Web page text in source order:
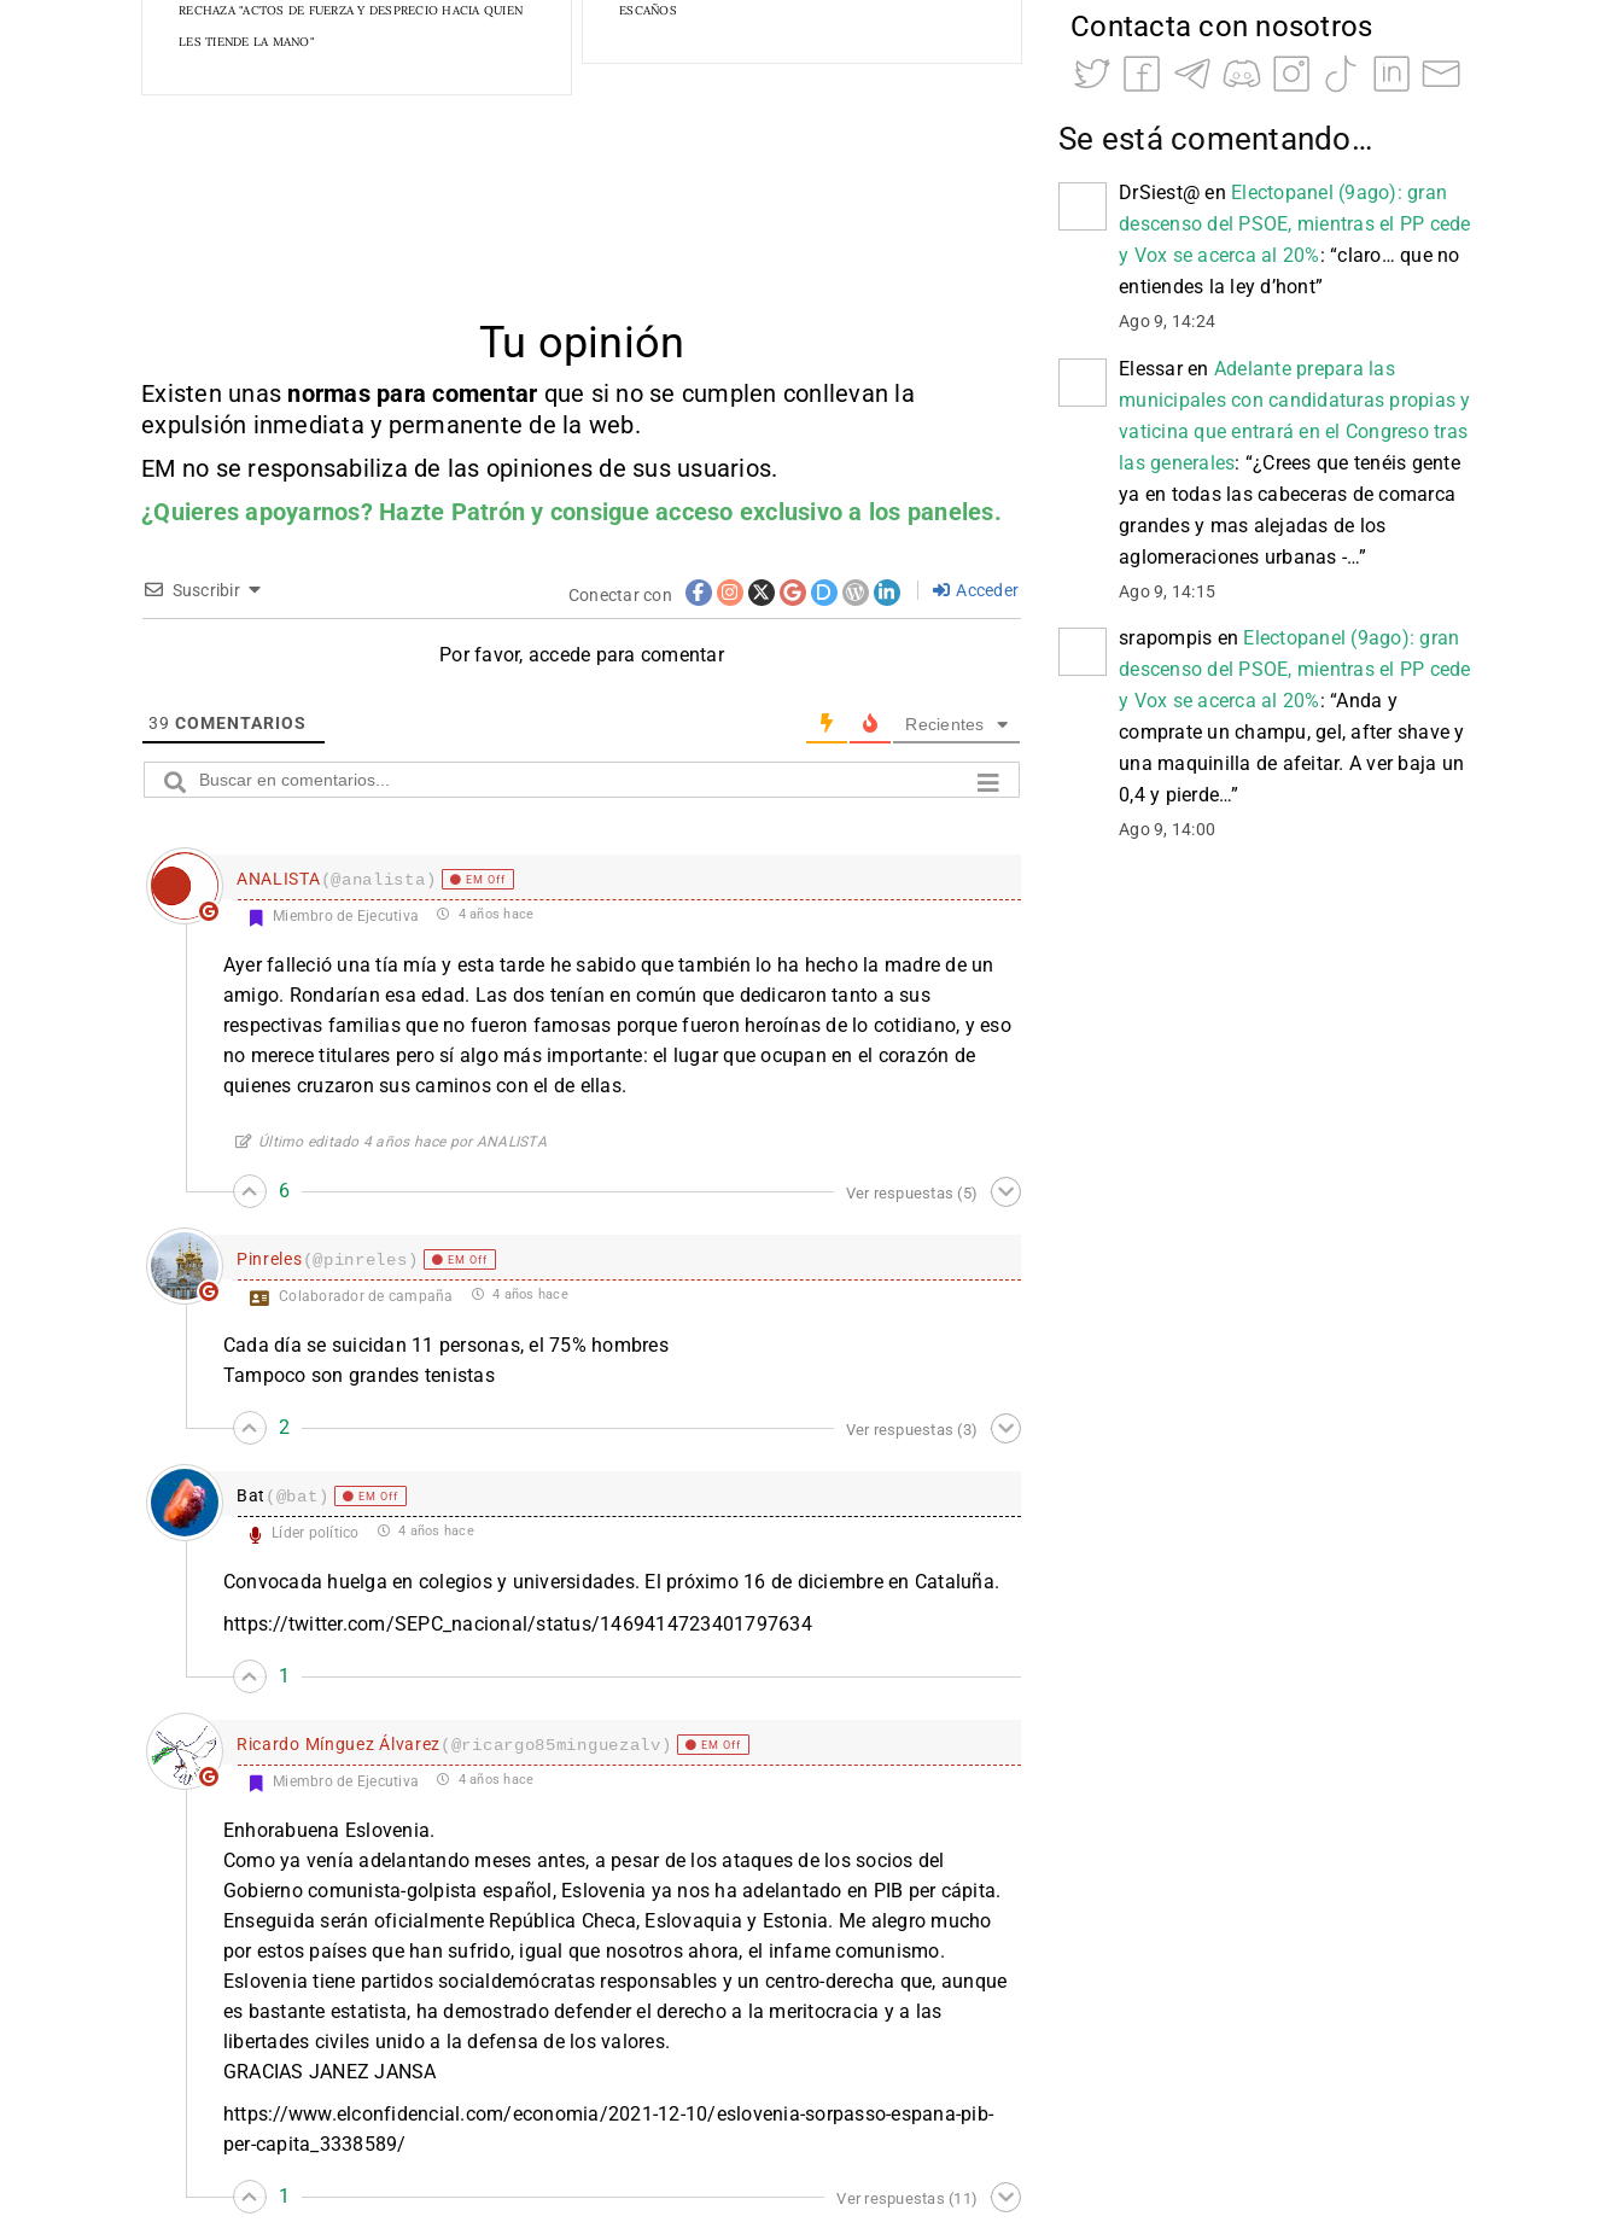
RECHAZA "ACTOS DE FUERZA Y DESPRECIO HACIA QUIEN
LES TIENDE LA MANO"
ESCAÑOS
Tu opinión
Existen unas normas para comentar que si no se cumplen conllevan la
expulsión inmediata y permanente de la web.
EM no se responsabiliza de las opiniones de sus usuarios.
¿Quieres apoyarnos? Hazte Patrón y consigue acceso exclusivo a los paneles.
Suscribir Conectar con Acceder
Por favor, accede para comentar
39 COMENTARIOS Recientes
ANALISTA(@analista) EM Off
Miembro de Ejecutiva 4 años hace
Ayer falleció una tía mía y esta tarde he sabido que también lo ha hecho la madre de un
amigo. Rondarían esa edad. Las dos tenían en común que dedicaron tanto a sus
respectivas familias que no fueron famosas porque fueron heroínas de lo cotidiano, y eso
no merece titulares pero sí algo más importante: el lugar que ocupan en el corazón de
quienes cruzaron sus caminos con el de ellas.
Último editado 4 años hace por ANALISTA
6 Ver respuestas (5)
Pinreles(@pinreles) EM Off
Colaborador de campaña 4 años hace
Cada día se suicidan 11 personas, el 75% hombres
Tampoco son grandes tenistas
2 Ver respuestas (3)
Bat (@bat) EM Off
Líder político 4 años hace
Convocada huelga en colegios y universidades. El próximo 16 de diciembre en Cataluña.
https://twitter.com/SEPC_nacional/status/1469414723401797634
1
Ricardo Mínguez Álvarez(@ricargo85minguezalv) EM Off
Miembro de Ejecutiva 4 años hace
Enhorabuena Eslovenia.
Como ya venía adelantando meses antes, a pesar de los ataques de los socios del
Gobierno comunista-golpista español, Eslovenia ya nos ha adelantado en PIB per cápita.
Enseguida serán oficialmente República Checa, Eslovaquia y Estonia. Me alegro mucho
por estos países que han sufrido, igual que nosotros ahora, el infame comunismo.
Eslovenia tiene partidos socialdemócratas responsables y un centro-derecha que, aunque
es bastante estatista, ha demostrado defender el derecho a la meritocracia y a las
libertades civiles unido a la defensa de los valores.
GRACIAS JANEZ JANSA
https://www.elconfidencial.com/economia/2021-12-10/eslovenia-sorpasso-espana-pib-
per-capita_3338589/
1 Ver respuestas (11)
Contacta con nosotros
Se está comentando…
DrSiest@ en Electopanel (9ago): gran
descenso del PSOE, mientras el PP cede
y Vox se acerca al 20%: “claro… que no
entiendes la ley d’hont”
Ago 9, 14:24
Elessaren Adelante prepara las
municipales con candidaturas propias y
vaticina que entrará en el Congreso tras
las generales: “¿Crees que tenéis gente
ya en todas las cabeceras de comarca
grandes y mas alejadas de los
aglomeraciones urbanas -…”
Ago 9, 14:15
srapompis en Electopanel (9ago): gran
descenso del PSOE, mientras el PP cede
y Vox se acerca al 20%: “Anda y
comprate un champu, gel, after shave y
una maquinilla de afeitar. A ver baja un
0,4 y pierde…”
Ago 9, 14:00